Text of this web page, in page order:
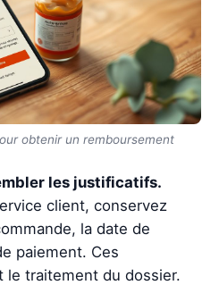
obtenir un remboursement
les justificatifs.
client, conservez
la date de
paiement. Ces
le traitement du dossier.